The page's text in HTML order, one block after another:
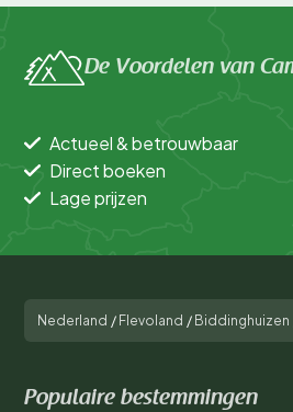
De Voordelen van
Actueel & betrouwbaar
Direct boeken
Lage prijzen
Nederland / Flevoland / Biddinghuizen
Populaire bestemmingen